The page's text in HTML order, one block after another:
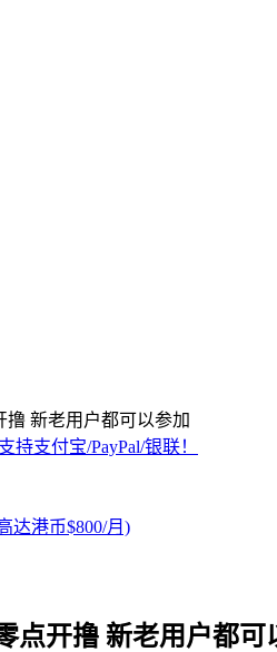
撸 新老用户都可以参加
点开撸 新老用户都可